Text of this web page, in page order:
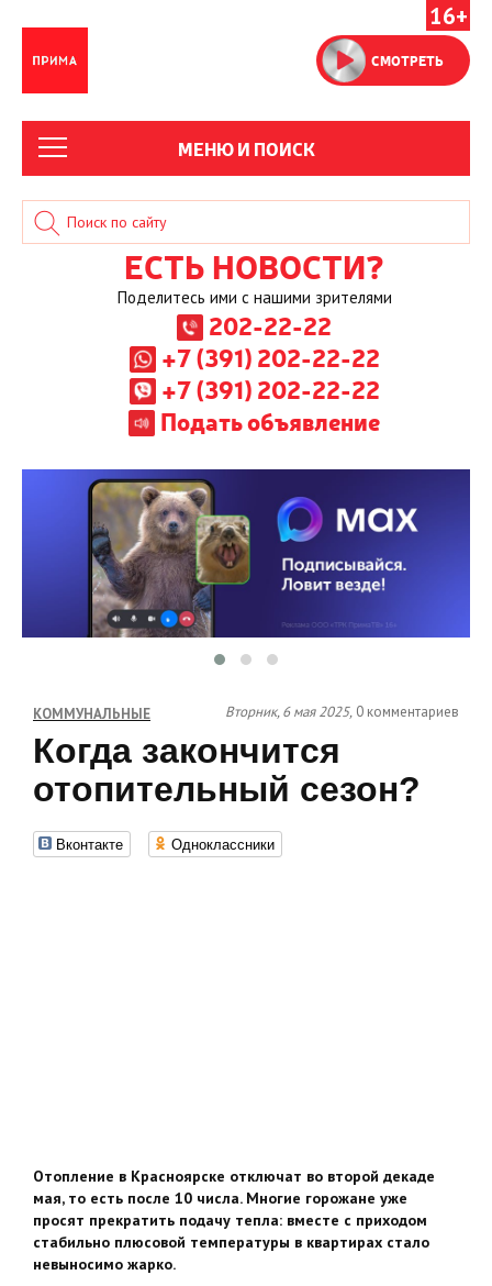
16+
СМОТРЕТЬ
МЕНЮ И ПОИСК
ЕСТЬ НОВОСТИ?
Поделитесь ими с нашими зрителями
202-22-22
+7 (391) 202-22-22
+7 (391) 202-22-22
Подать объявление
КОММУНАЛЬНЫЕ Вторник, 6 мая 2025, 0 комментариев
Когда закончится
отопительный сезон?
Вконтакте Одноклассники
Отопление в Красноярске отключат во второй декаде
мая, то есть после 10 числа. Многие горожане уже
просят прекратить подачу тепла: вместе с приходом
стабильно плюсовой температуры в квартирах стало
невыносимо жарко.